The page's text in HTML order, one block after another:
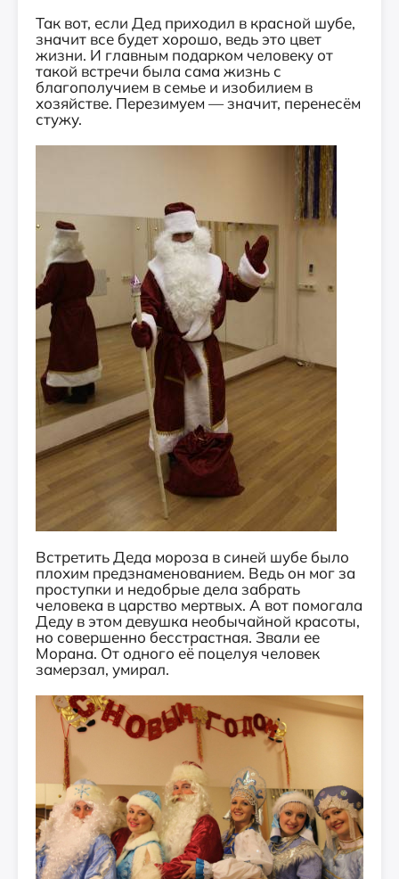
Так вот, если Дед приходил в красной шубе,
значит все будет хорошо, ведь это цвет
жизни. И главным подарком человеку от
такой встречи была сама жизнь с
благополучием в семье и изобилием в
хозяйстве. Перезимуем — значит, перенесём
стужу.
Встретить Деда мороза в синей шубе было
плохим предзнаменованием. Ведь он мог за
проступки и недобрые дела забрать
человека в царство мертвых. А вот помогала
Деду в этом девушка необычайной красоты,
но совершенно бесстрастная. Звали ее
Морана. От одного её поцелуя человек
замерзал, умирал.